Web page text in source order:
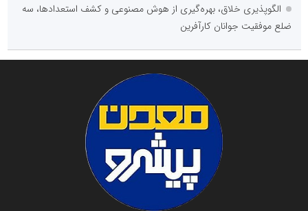
الگوپذیری خلاق، بهره‌گیری از هوش مصنوعی و کشف استعدادها، سه
ضلع موفقیت جوانان کارآفرین